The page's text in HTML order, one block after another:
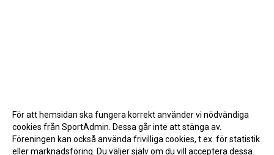
För att hemsidan ska fungera korrekt använder vi nödvändiga
cookies från SportAdmin. Dessa går inte att stänga av.
Föreningen kan också använda frivilliga cookies, t.ex. för statistik
eller marknadsföring. Du väljer själv om du vill acceptera dessa.